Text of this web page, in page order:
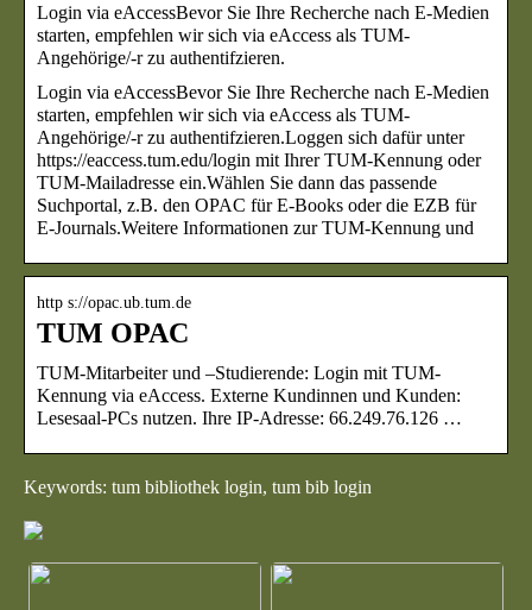
Login via eAccessBevor Sie Ihre Recherche nach E-Medien
starten, empfehlen wir sich via eAccess als TUM-
Angehörige/-r zu authentifzieren.
Login via eAccessBevor Sie Ihre Recherche nach E-Medien
starten, empfehlen wir sich via eAccess als TUM-
Angehörige/-r zu authentifzieren.Loggen sich dafür unter
https://eaccess.tum.edu/login mit Ihrer TUM-Kennung oder
TUM-Mailadresse ein.Wählen Sie dann das passende
Suchportal, z.B. den OPAC für E-Books oder die EZB für
E-Journals.Weitere Informationen zur TUM-Kennung und
http s://opac.ub.tum.de
TUM OPAC
TUM-Mitarbeiter und –Studierende: Login mit TUM-
Kennung via eAccess. Externe Kundinnen und Kunden:
Lesesaal-PCs nutzen. Ihre IP-Adresse: 66.249.76.126 …
Keywords: tum bibliothek login, tum bib login